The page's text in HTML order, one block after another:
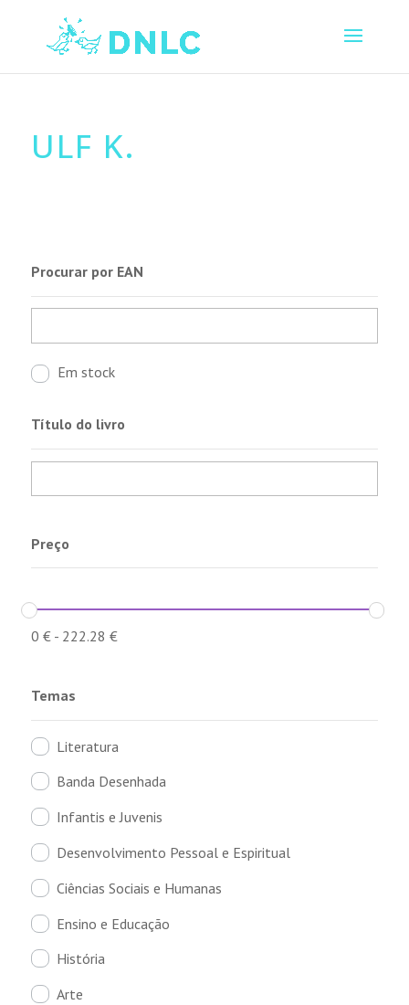
ULF K.
Procurar por EAN
Em stock
Título do livro
Preço
0 €- 222.28 €
Temas
Literatura
Banda Desenhada
Infantis e Juvenis
Desenvolvimento Pessoal e Espiritual
Ciências Sociais e Humanas
Ensino e Educação
História
Arte